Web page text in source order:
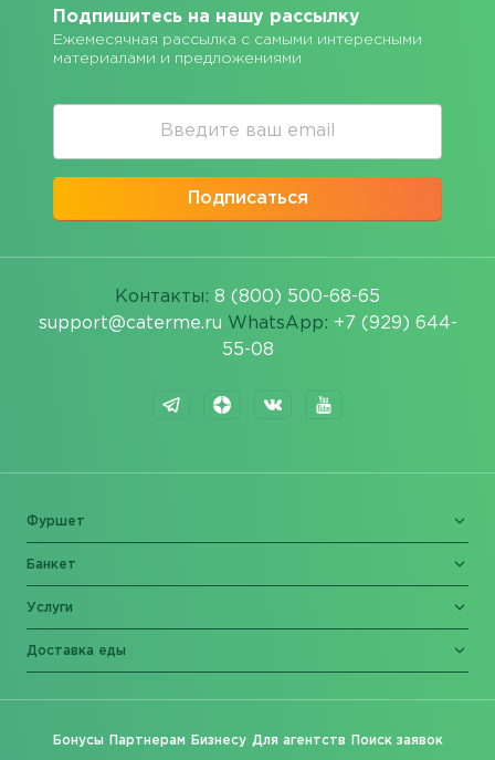
Подпишитесь на нашу рассылку
Ежемесячная рассылка с самыми интересными
материалами и предложениями
Подписаться
Контакты: 8 (800) 500-68-65
support@caterme.ru WhatsApp: +7 (929) 644-
55-08
Фуршет
Банкет
Услуги
Доставка еды
Бонусы Партнерам Бизнесу Для агентств Поиск заявок